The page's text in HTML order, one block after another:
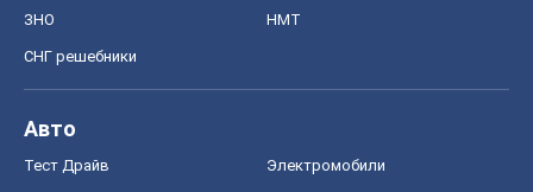
ЗНО НМТ
СНГ решебники
Авто
Тест Драйв Электромобили